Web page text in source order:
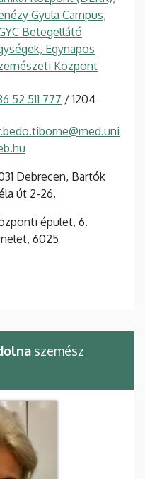
Gyula Campus,
Betegellátó
Egynapos
Központ
52 511 777 / 1204
Debrecen, Bartók
út 2-26.
épület, 6.
6025
szemész